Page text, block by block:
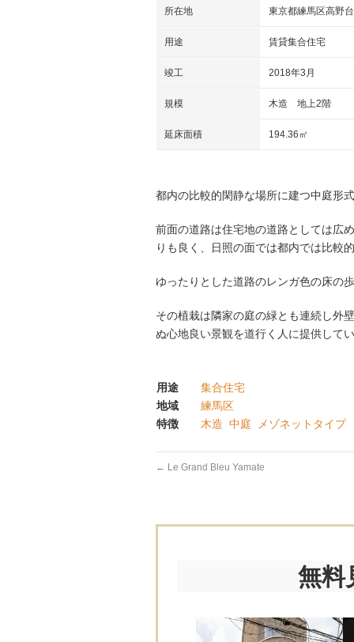
所在地 東京都練馬区高野台
用途 賃貸集合住宅
竣工 2018年3月
規模 木造 地上2階
延床面積 194.36㎡
都内の比較的閑静な場所に建つ中庭形
前面の道路は住宅地の道路としては広
りも良く、日照の面では都内では比較
ゆったりとした道路のレンガ色の床の
その植栽は隣家の庭の緑とも連続し外
ぬ心地良い景観を道行く人に提供して
用途
集合住宅
地域
練馬区
特徴
木造 中庭 メゾネットタイプ
← Le Grand Bleu Yamate
無料